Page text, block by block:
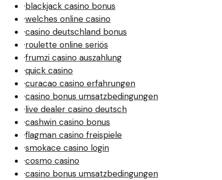
·blackjack casino bonus
·welches online casino
·casino deutschland bonus
·roulette online seriös
·frumzi casino auszahlung
·quick casino
·curacao casino erfahrungen
·casino bonus umsatzbedingungen
·live dealer casino deutsch
·cashwin casino bonus
·flagman casino freispiele
·smokace casino login
·cosmo casino
·casino bonus umsatzbedingungen